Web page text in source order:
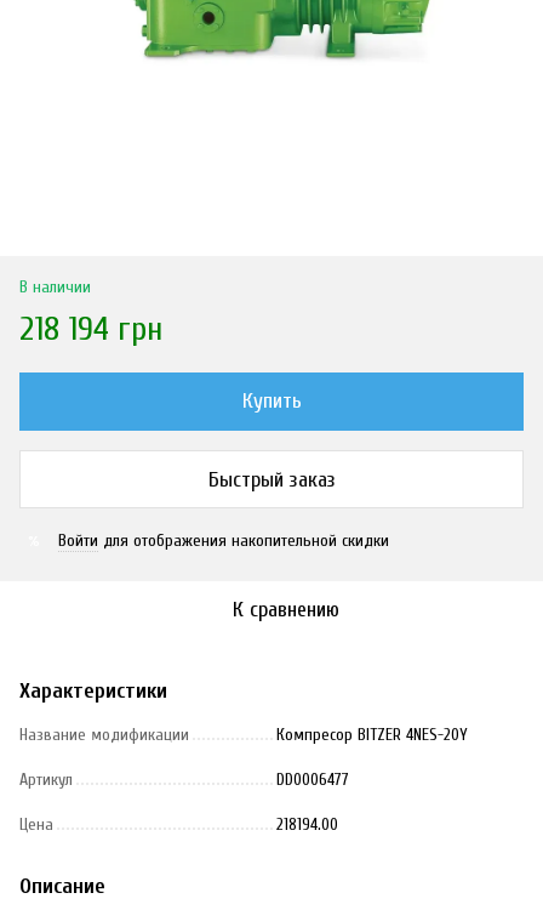
В наличии
218 194 грн
Купить
Быстрый заказ
Войти для отображения накопительной скидки
К сравнению
Характеристики
Название модификации Компресор BITZER 4NES-20Y
Артикул DD0006477
Цена 218194.00
Описание